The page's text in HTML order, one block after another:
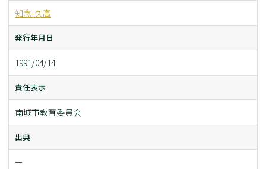
知念-久高
発行年月日
1991/04/14
責任表示
南城市教育委員会
出典
ー